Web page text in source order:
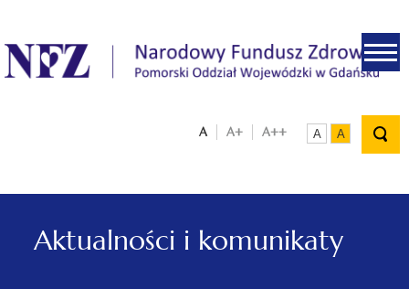
.
A A+ A++ A A
Aktualności i komunikaty